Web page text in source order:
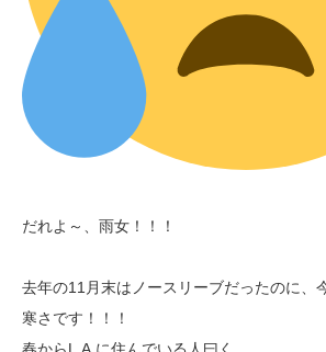
だれよ～、雨女！！！
去年の11月末はノースリーブだったのに、
寒さです！！！